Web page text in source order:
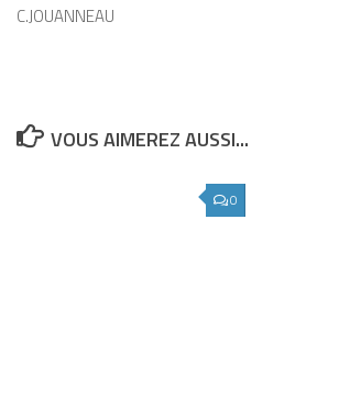
C.JOUANNEAU
VOUS AIMEREZ AUSSI...
0